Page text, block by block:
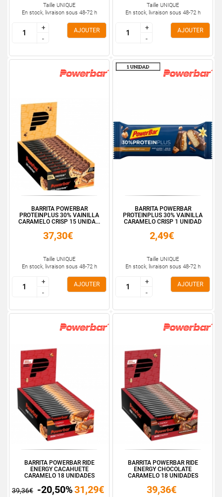
Taille UNIQUE
En stock, livraison sous 48-72 h
+
-
+
-
AJOUTER
Taille UNIQUE
En stock, livraison sous 48-72 h
+
-
+
-
AJOUTER
BARRITA POWERBAR
PROTEINPLUS 30% VAINILLA
CARAMELO CRISP 15 UNIDA...
37,30€
Taille UNIQUE
En stock, livraison sous 48-72 h
+
-
+
-
AJOUTER
BARRITA POWERBAR
PROTEINPLUS 30% VAINILLA
CARAMELO CRISP 1 UNIDAD
2,49€
Taille UNIQUE
En stock, livraison sous 48-72 h
+
-
+
-
AJOUTER
BARRITA POWERBAR RIDE
ENERGY CACAHUETE
CARAMELO 18 UNIDADES
39,36€ -20,50%31,29€
BARRITA POWERBAR RIDE
ENERGY CHOCOLATE
CARAMELO 18 UNIDADES
39,36€